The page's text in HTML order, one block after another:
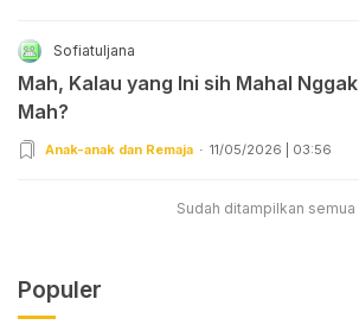
Sofiatuljana
Mah, Kalau yang Ini sih Mahal Nggak
Mah?
Anak-anak dan Remaja 11/05/2026 | 03:56
Sudah ditampilkan semua
Populer